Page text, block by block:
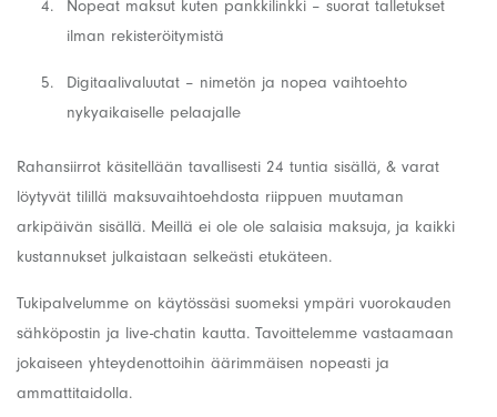
Nopeat maksut kuten pankkilinkki – suorat talletukset
ilman rekisteröitymistä
Digitaalivaluutat – nimetön ja nopea vaihtoehto
nykyaikaiselle pelaajalle
Rahansiirrot käsitellään tavallisesti 24 tuntia sisällä, & varat
löytyvät tilillä maksuvaihtoehdosta riippuen muutaman
arkipäivän sisällä. Meillä ei ole ole salaisia maksuja, ja kaikki
kustannukset julkaistaan selkeästi etukäteen.
Tukipalvelumme on käytössäsi suomeksi ympäri vuorokauden
sähköpostin ja live-chatin kautta. Tavoittelemme vastaamaan
jokaiseen yhteydenottoihin äärimmäisen nopeasti ja
ammattitaidolla.